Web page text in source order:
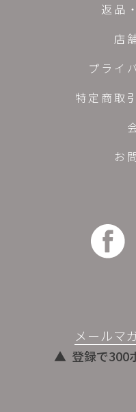
メールマ
登録で300
返品
店
プライ
特定商取
お